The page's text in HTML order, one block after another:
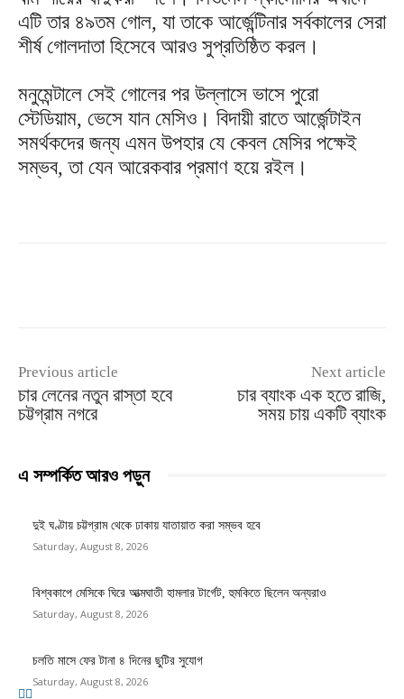
এটি তার ৪৯তম গোল, যা তাকে আর্জেন্টিনার সর্বকালের সেরা
শীর্ষ গোলদাতা হিসেবে আরও সুপ্রতিষ্ঠিত করল।
মনুমেন্টালে সেই গোলের পর উল্লাসে ভাসে পুরো
স্টেডিয়াম, ভেসে যান মেসিও। বিদায়ী রাতে আর্জেন্টাইন
সমর্থকদের জন্য এমন উপহার যে কেবল মেসির পক্ষেই
সম্ভব, তা যেন আরেকবার প্রমাণ হয়ে রইল।
Previous article
চার লেনের নতুন রাস্তা হবে
চট্টগ্রাম নগরে
Next article
চার ব্যাংক এক হতে রাজি,
সময় চায় একটি ব্যাংক
এ সম্পর্কিত আরও পড়ুন
দুই ঘণ্টায় চট্টগ্রাম থেকে ঢাকায় যাতায়াত করা সম্ভব হবে
Saturday, August 8, 2026
বিশ্বকাপে মেসিকে ঘিরে আত্মঘাতী হামলার টার্গেট, হুমকিতে ছিলেন অন্যরাও
Saturday, August 8, 2026
চলতি মাসে ফের টানা ৪ দিনের ছুটির সুযোগ
Saturday, August 8, 2026